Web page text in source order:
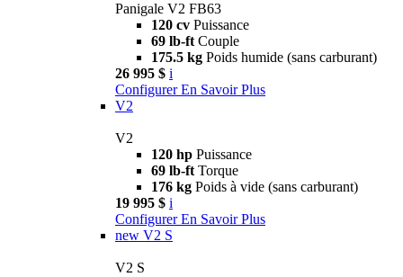
Panigale V2 FB63
120 cv Puissance
69 lb-ft Couple
175.5 kg Poids humide (sans carburant)
26 995 $ i
Configurer En Savoir Plus
V2
V2
120 hp Puissance
69 lb-ft Torque
176 kg Poids à vide (sans carburant)
19 995 $ i
Configurer En Savoir Plus
new V2 S
V2 S